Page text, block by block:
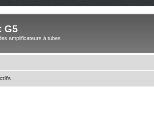
G5
amplificateurs à tubes